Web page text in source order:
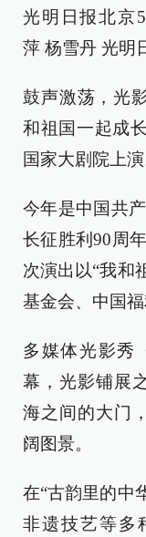
光明日报北京
萍 杨雪丹 光明
鼓声激荡，光
和祖国一起成
国家大剧院上演
今年是中国共
长征胜利90周
次演出以“我和
基金会、中国
多媒体光影秀
幕，光影铺展
海之间的大门
阔图景。
在“古韵里的中
非遗技艺等多